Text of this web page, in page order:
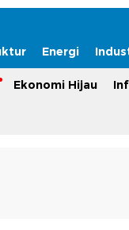
Energi
Ekonomi Hijau